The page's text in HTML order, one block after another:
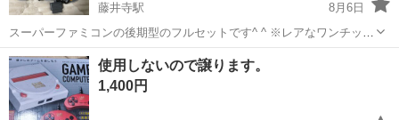
藤井寺駅
8月6日
スーパーファミコンの後期型のフルセットです^ ^ ※レアなワンチップ
と言われるものでなく、APUです！ 詳しく知らない方へは、古いタイ
プよりも後に出たものなので、映像や音質がいいタイプです！ アダプ
ターと映像ケーブル、コン...
大阪 羽曳野市 藤井寺駅 テレビゲーム
使用しないので譲ります。
1,400円